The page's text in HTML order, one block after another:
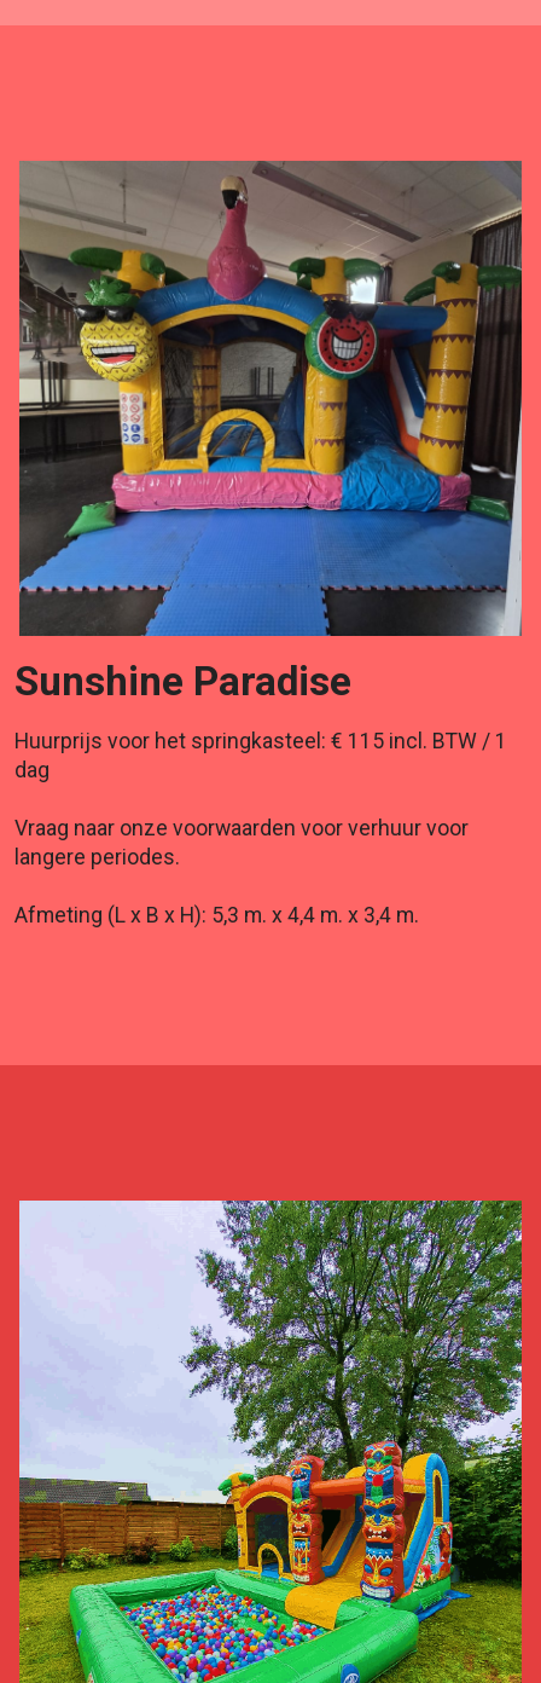
Sunshine Paradise
Huurprijs voor het springkasteel: € 115 incl. BTW / 1
dag
Vraag naar onze voorwaarden voor verhuur voor
langere periodes.
Afmeting (L x B x H): 5,3 m. x 4,4 m. x 3,4 m.